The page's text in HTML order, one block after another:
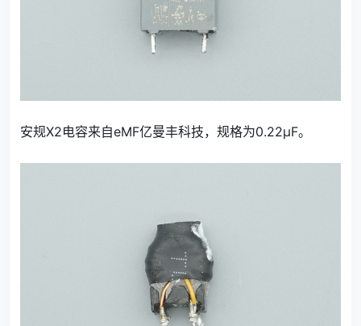
安规X2电容来自eMF亿曼丰科技，规格为0.22μF。